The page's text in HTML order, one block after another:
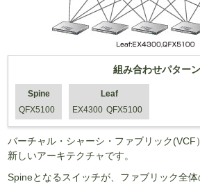
組み合わせパターン
Spine
QFX5100
Leaf
EX4300 QFX5100
バーチャル・シャーシ・ファブリック
新しいアーキテクチャです。
Spineとなるスイッチが、ファブリック全